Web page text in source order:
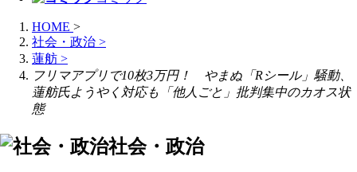
HOME >
社会・政治 >
蓮舫 >
フリマアプリで10枚3万円！ やまぬ「Rシール」騒動、
蓮舫氏ようやく対応も「他人ごと」批判集中のカオス状
態
社会・政治